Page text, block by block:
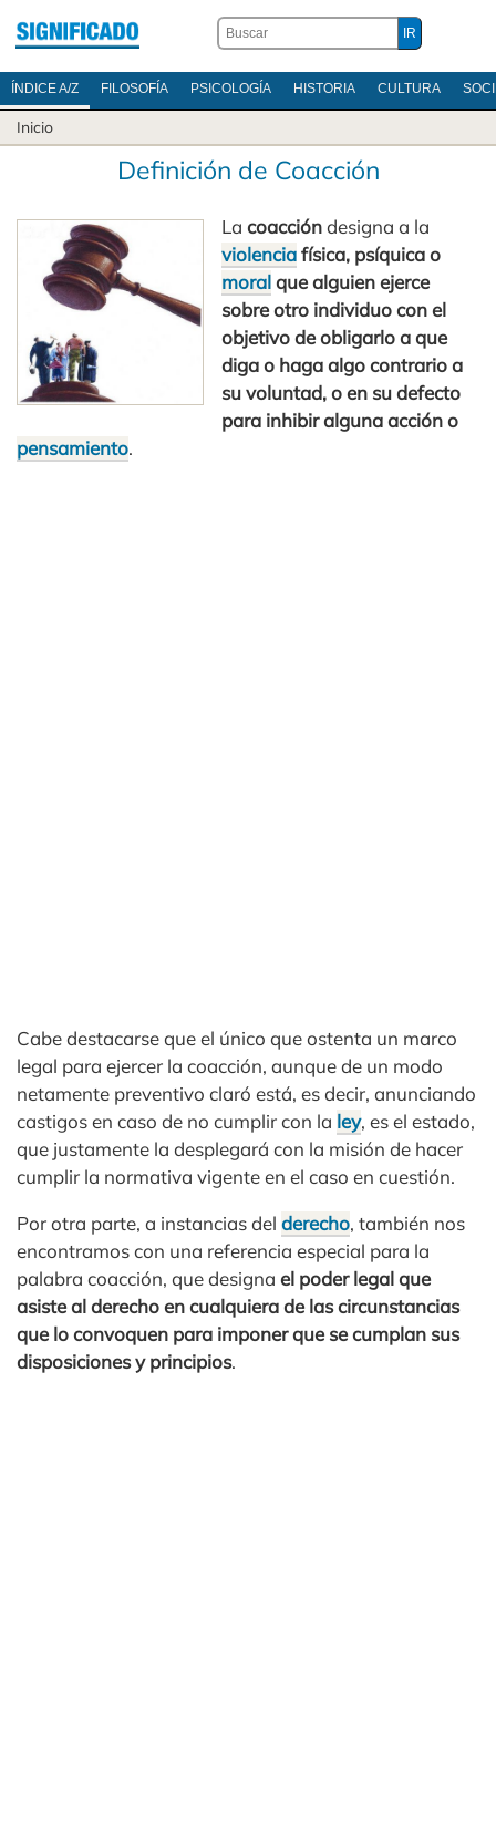
ÍNDICE A/Z FILOSOFÍA PSICOLOGÍA HISTORIA CULTURA
Inicio
Definición de Coacción
La coaccióndesigna a la
violenciafísica, psíquica o
moralque alguien ejerce
sobre otro individuo con el
objetivo de obligarlo a que
diga o haga algo contrario a
su voluntad, o en su defecto
para inhibir alguna acción o
pensamiento.
Cabe destacarse que el único que ostenta un marco
legal para ejercer la coacción, aunque de un modo
netamente preventivo claró está, es decir, anunciando
castigos en caso de no cumplir con la ley, es el estado,
que justamente la desplegará con la misión de hacer
cumplir la normativa vigente en el caso en cuestión.
Por otra parte, a instancias del derecho, también nos
encontramos con una referencia especial para la
palabra coacción, que designa el poder legal que
asiste al derecho en cualquiera de las circunstancias
que lo convoquen para imponer que se cumplan sus
disposiciones y principios.